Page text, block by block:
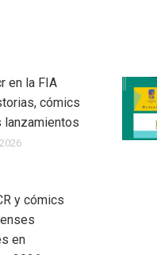
en la FIA
cómics
lanzamientos
y cómics
en